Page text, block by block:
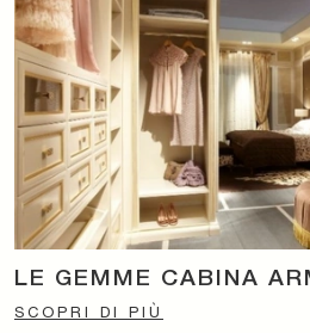
LE GEMME CABINA
SCOPRI DI PIÙ